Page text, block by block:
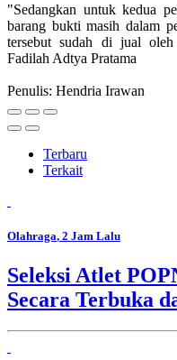
"Sedangkan untuk kedua
barang bukti masih dalam
tersebut sudah di jual
Fadilah Adtya Pratama
Penulis: Hendria Irawan
Terbaru
Terkait
Olahraga, 2 Jam Lalu
Seleksi Atlet
Secara Terbuka